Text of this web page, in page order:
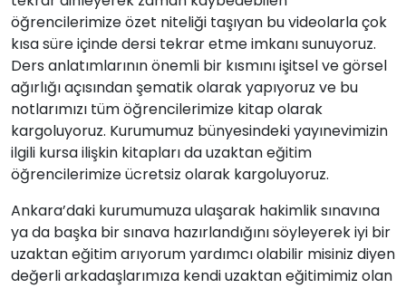
öğrencilerimize özet niteliği taşıyan bu videolarla çok
kısa süre içinde dersi tekrar etme imkanı sunuyoruz.
Ders anlatımlarının önemli bir kısmını işitsel ve görsel
ağırlığı açısından şematik olarak yapıyoruz ve bu
notlarımızı tüm öğrencilerimize kitap olarak
kargoluyoruz. Kurumumuz bünyesindeki yayınevimizin
ilgili kursa ilişkin kitapları da uzaktan eğitim
öğrencilerimize ücretsiz olarak kargoluyoruz.
Ankara’daki kurumumuza ulaşarak hakimlik sınavına
ya da başka bir sınava hazırlandığını söyleyerek iyi bir
uzaktan eğitim arıyorum yardımcı olabilir misiniz diyen
değerli arkadaşlarımıza kendi uzaktan eğitimimiz olan